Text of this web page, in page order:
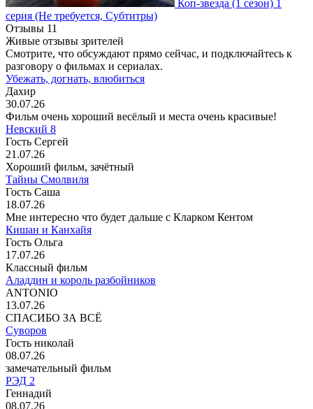
Коп-звезда (1 сезон) 1
серия (Не требуется, Субтитры)
Отзывы 11
Живые отзывы зрителей
Смотрите, что обсуждают прямо сейчас, и подключайтесь к
разговору о фильмах и сериалах.
Убежать, догнать, влюбиться
Дахир
30.07.26
Фильм очень хороший весёлый и места очень красивые!
Невский 8
Гость Сергей
21.07.26
Хороший фильм, зачётный
Тайны Смолвиля
Гость Саша
18.07.26
Мне интересно что будет дальше с Кларком Кентом
Кишан и Канхайя
Гость Ольга
17.07.26
Классный фильм
Аладдин и король разбойников
ANTONIO
13.07.26
СПАСИБО ЗА ВСЁ
Суворов
Гость николай
08.07.26
замечательный фильм
РЭД 2
Геннадий
08.07.26